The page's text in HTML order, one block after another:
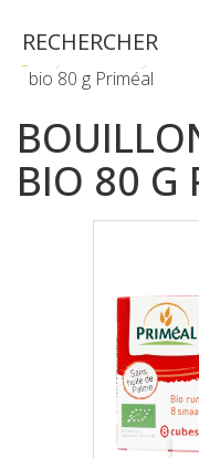
Epicerie
bio 80 g Priméal
BIO 80 G